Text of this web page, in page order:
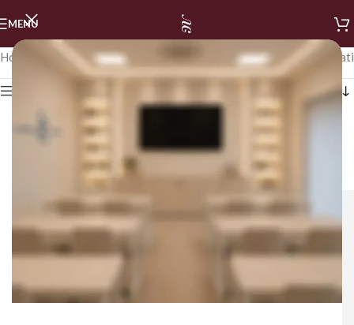
MENU
Home STALEKS SOPRACCIGLIA Visualizzazione di 4 risultati